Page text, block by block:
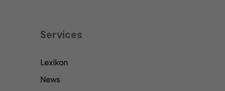
Services
Lexikon
News